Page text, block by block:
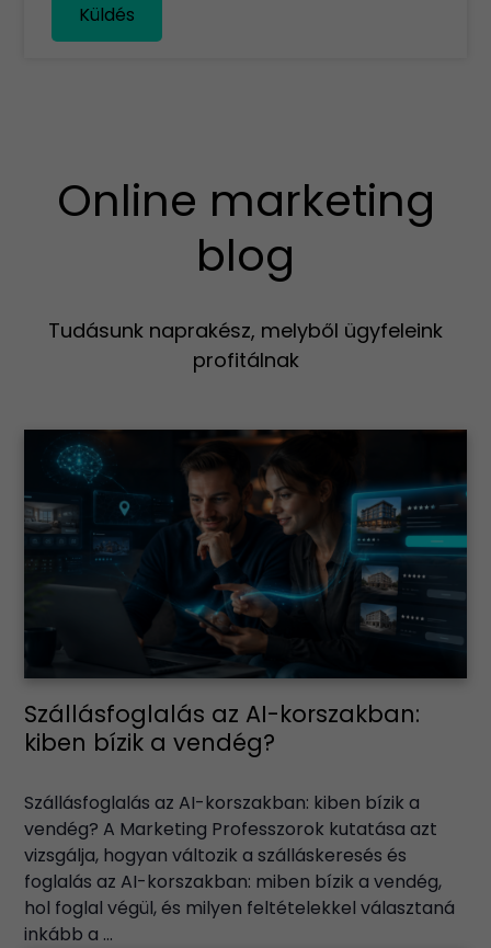
Küldés
Online marketing
blog
Tudásunk naprakész, melyből ügyfeleink
profitálnak
Szállásfoglalás az AI-korszakban:
kiben bízik a vendég?
Szállásfoglalás az AI-korszakban: kiben bízik a
vendég? A Marketing Professzorok kutatása azt
vizsgálja, hogyan változik a szálláskeresés és
foglalás az AI-korszakban: miben bízik a vendég,
hol foglal végül, és milyen feltételekkel választaná
inkább a ...